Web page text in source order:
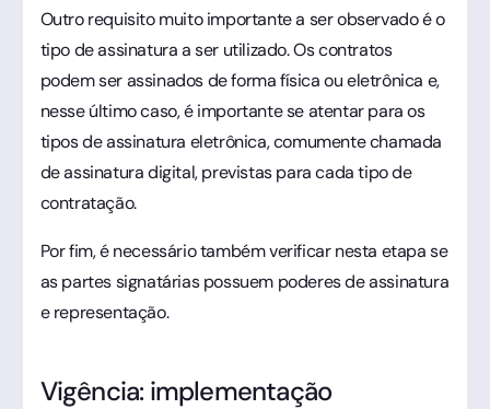
Outro requisito muito importante a ser observado é o
tipo de assinatura a ser utilizado. Os contratos
podem ser assinados de forma física ou eletrônica e,
nesse último caso, é importante se atentar para os
tipos de assinatura eletrônica, comumente chamada
de assinatura digital, previstas para cada tipo de
contratação.
Por fim, é necessário também verificar nesta etapa se
as partes signatárias possuem poderes de assinatura
e representação.
Vigência: implementação